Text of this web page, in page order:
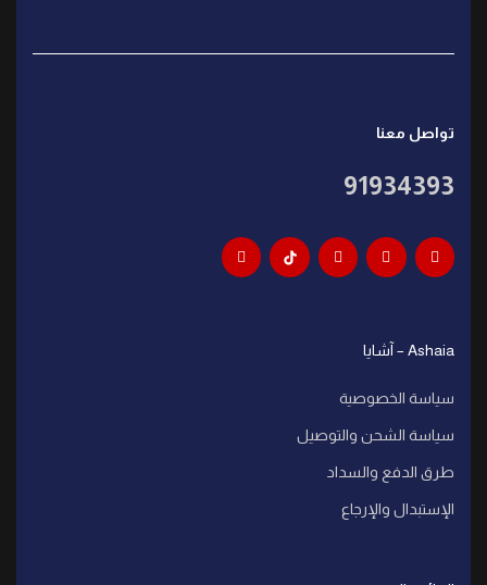
تواصل معنا
91934393
Ashaia – آشايا
سياسة الخصوصية
سياسة الشحن والتوصيل
طرق الدفع والسداد
الإستبدال والإرجاع